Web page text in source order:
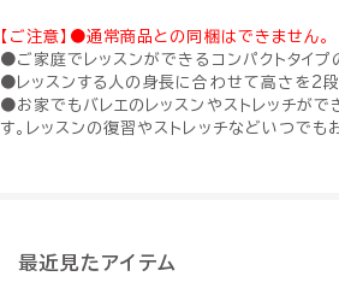
【ご注意】 ●通常商品との同梱はできません。
●ご家庭でレッスンができるコンパクトタイプ
●レッスンする人の身長に合わせて高さを2段
●お家でもバレエのレッスンやストレッチが
す。レッスンの復習やストレッチなどいつで
最近見たアイテム